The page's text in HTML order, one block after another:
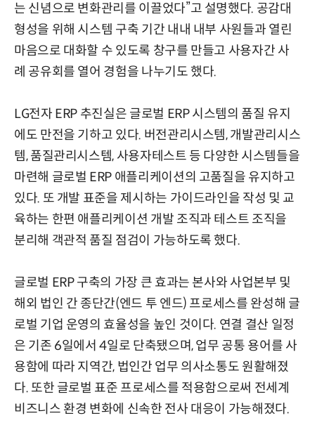
는 신념으로 변화관리를 이끌었다”고 설명했다. 공감대
형성을 위해 시스템 구축 기간 내내 내부 사원들과 열린
마음으로 대화할 수 있도록 창구를 만들고 사용자간 사
례 공유회를 열어 경험을 나누기도 했다.
LG전자 ERP 추진실은 글로벌 ERP 시스템의 품질 유지
에도 만전을 기하고 있다. 버전관리시스템, 개발관리시스
템, 품질관리시스템, 사용자테스트 등 다양한 시스템들을
마련해 글로벌 ERP 애플리케이션의 고품질을 유지하고
있다. 또 개발 표준을 제시하는 가이드라인을 작성 및 교
육하는 한편 애플리케이션 개발 조직과 테스트 조직을
분리해 객관적 품질 점검이 가능하도록 했다.
글로벌 ERP 구축의 가장 큰 효과는 본사와 사업본부 및
해외 법인 간 종단간(엔드 투 엔드) 프로세스를 완성해 글
로벌 기업 운영의 효율성을 높인 것이다. 연결 결산 일정
은 기존 6일에서 4일로 단축됐으며, 업무 공통 용어를 사
용함에 따라 지역간, 법인간 업무 의사소통도 원활해졌
다. 또한 글로벌 표준 프로세스를 적용함으로써 전세계
비즈니스 환경 변화에 신속한 전사 대응이 가능해졌다.